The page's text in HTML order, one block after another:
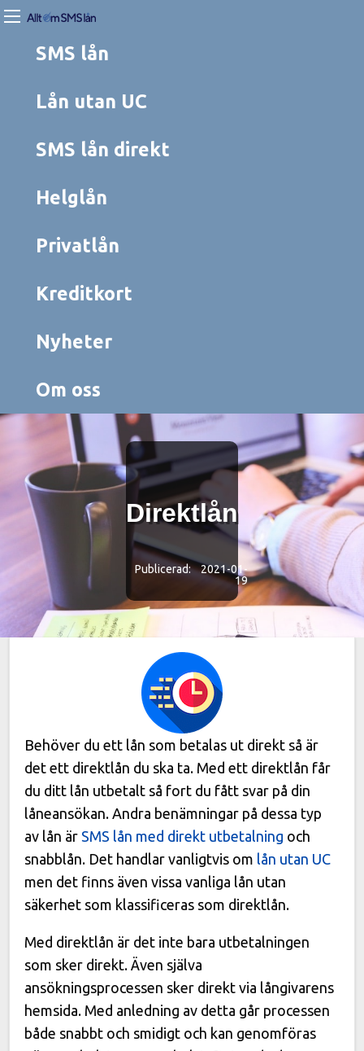
SMS lån
Lån utan UC
SMS lån direkt
Helglån
Privatlån
Kreditkort
Nyheter
Om oss
Direktlån
Publicerad: 2021-01-
19
Behöver du ett lån som betalas ut direkt så är
det ett direktlån du ska ta. Med ett direktlån får
du ditt lån utbetalt så fort du fått svar på din
låneansökan. Andra benämningar på dessa typ
av lån är SMS lån med direkt utbetalning och
snabblån. Det handlar vanligtvis om lån utan UC
men det finns även vissa vanliga lån utan
säkerhet som klassificeras som direktlån.
Med direktlån är det inte bara utbetalningen
som sker direkt. Även själva
ansökningsprocessen sker direkt via långivarens
hemsida. Med anledning av detta går processen
både snabbt och smidigt och kan genomföras